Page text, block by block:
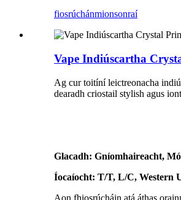
fiosrúchánmionsonraí
Vape Indiúscartha
Ag cur toitíní leictreonacha
dearadh criostail stylish agus
Glacadh: Gníomhaireacht,
Íocaíocht: T/T, L/C, Western
Aon fhiosrúcháin atá áthas